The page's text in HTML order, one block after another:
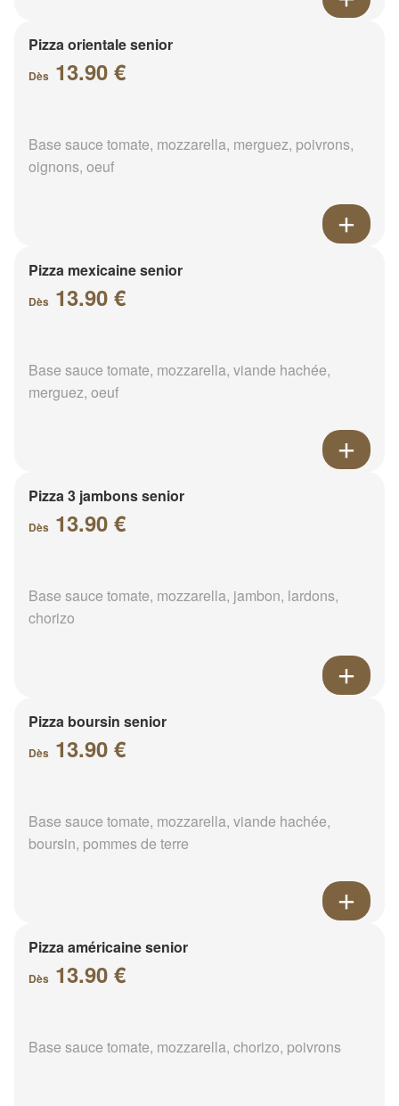
Pizza orientale senior
Dès 13.90 €
Base sauce tomate, mozzarella, merguez, poivrons,
oignons, oeuf
Pizza mexicaine senior
Dès 13.90 €
Base sauce tomate, mozzarella, viande hachée,
merguez, oeuf
Pizza 3 jambons senior
Dès 13.90 €
Base sauce tomate, mozzarella, jambon, lardons,
chorizo
Pizza boursin senior
Dès 13.90 €
Base sauce tomate, mozzarella, viande hachée,
boursin, pommes de terre
Pizza américaine senior
Dès 13.90 €
Base sauce tomate, mozzarella, chorizo, poivrons